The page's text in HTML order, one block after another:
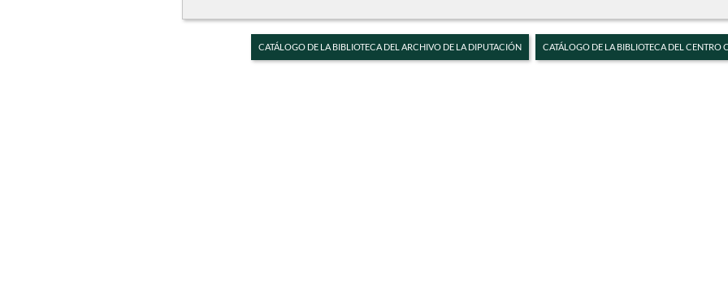
CATÁLOGO DE LA BIBLIOTECA DEL ARCHIVO DE LA DIPUTACIÓN CATÁLOGO DE LA BIBLIOTECA DEL CENTRO